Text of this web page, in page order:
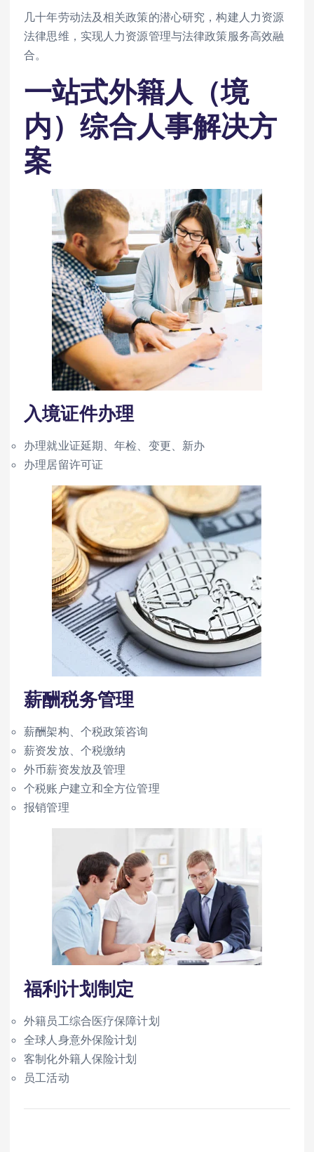
几十年劳动法及相关政策的潜心研究，构建人力资源
法律思维，实现人力资源管理与法律政策服务高效融
合。
一站式外籍人（境
内）综合人事解决方
案
入境证件办理
办理就业证延期、年检、变更、新办
办理居留许可证
薪酬税务管理
薪酬架构、个税政策咨询
薪资发放、个税缴纳
外币薪资发放及管理
个税账户建立和全方位管理
报销管理
福利计划制定
外籍员工综合医疗保障计划
全球人身意外保险计划
客制化外籍人保险计划
员工活动